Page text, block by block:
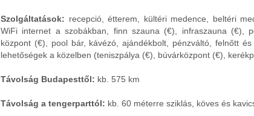
Szolgáltatások: recepció, étterem, kültéri medence, beltéri
WiFi internet a szobákban, finn szauna (€), infraszauna (€),
központ (€), pool bár, kávézó, ajándékbolt, pénzváltó, felnőtt
lehetőségek a közelben (teniszpálya (€), búvárközpont (€),
Távolság Budapesttől: kb. 575 km
Távolság a tengerparttól: kb. 60 méterre sziklás, köves és